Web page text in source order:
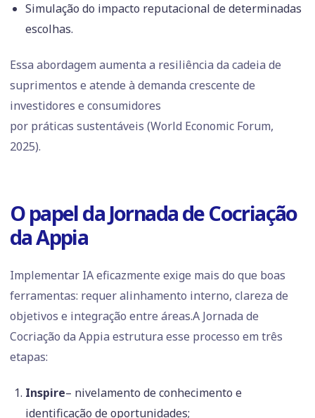
Simulação do impacto reputacional de determinadas
escolhas.
Essa abordagem aumenta a resiliência da cadeia de
suprimentos e atende à demanda crescente de
investidores e consumidores
por práticas sustentáveis (World Economic Forum,
2025).
O papel da Jornada de Cocriação
da Appia
Implementar IA eficazmente exige mais do que boas
ferramentas: requer alinhamento interno, clareza de
objetivos e integração entre áreas.A Jornada de
Cocriação da Appia estrutura esse processo em três
etapas:
Inspire– nivelamento de conhecimento e
identificação de oportunidades;